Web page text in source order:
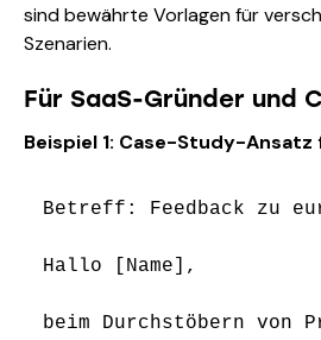
sind bewährte Vorlagen für
Szenarien.
Für SaaS-Gründer und
Beispiel 1: Case-Study-Ansatz
Betreff: Feedback zu
Hallo [Name],
beim Durchstöbern